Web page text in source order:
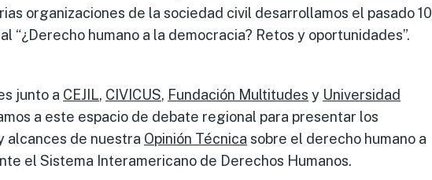
organizaciones de la sociedad civil desarrollamos el pasado 10
“¿Derecho humano a la democracia? Retos y oportunidades”.
junto a CEJIL, CIVICUS, Fundación Multitudes y Universidad
a este espacio de debate regional para presentar los
alcances de nuestra Opinión Técnica sobre el derecho humano a
el Sistema Interamericano de Derechos Humanos.